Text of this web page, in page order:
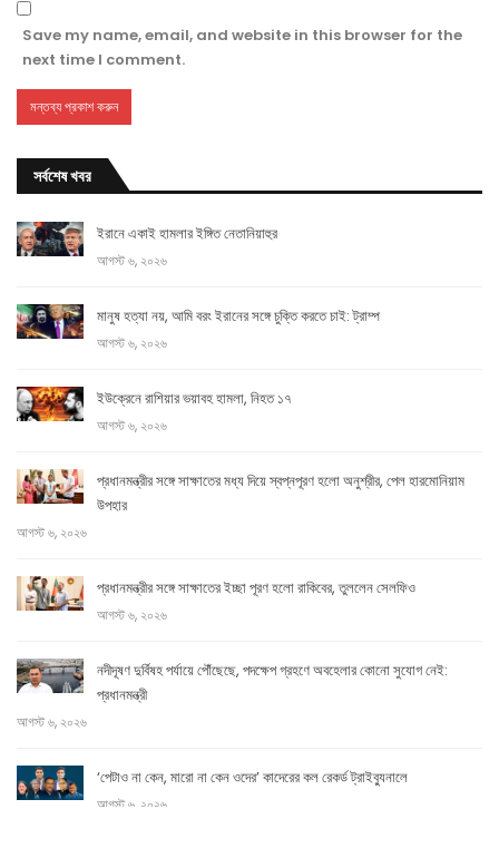
Save my name, email, and website in this browser for the
next time I comment.
সর্বশেষ খবর
ইরানে একাই হামলার ইঙ্গিত নেতানিয়াহুর
আগস্ট ৬, ২০২৬
মানুষ হত্যা নয়, আমি বরং ইরানের সঙ্গে চুক্তি করতে চাই: ট্রাম্প
আগস্ট ৬, ২০২৬
ইউক্রেনে রাশিয়ার ভয়াবহ হামলা, নিহত ১৭
আগস্ট ৬, ২০২৬
প্রধানমন্ত্রীর সঙ্গে সাক্ষাতের মধ্য দিয়ে স্বপ্নপূরণ হলো অনুশ্রীর, পেল হারমোনিয়াম
উপহার
আগস্ট ৬, ২০২৬
প্রধানমন্ত্রীর সঙ্গে সাক্ষাতের ইচ্ছা পূরণ হলো রাকিবের, তুললেন সেলফিও
আগস্ট ৬, ২০২৬
নদীদূষণ দুর্বিষহ পর্যায়ে পৌঁছেছে, পদক্ষেপ গ্রহণে অবহেলার কোনো সুযোগ নেই:
প্রধানমন্ত্রী
আগস্ট ৬, ২০২৬
‘পেটাও না কেন, মারো না কেন ওদের’ কাদেরের কল রেকর্ড ট্রাইব্যুনালে
আগস্ট ৬, ২০২৬